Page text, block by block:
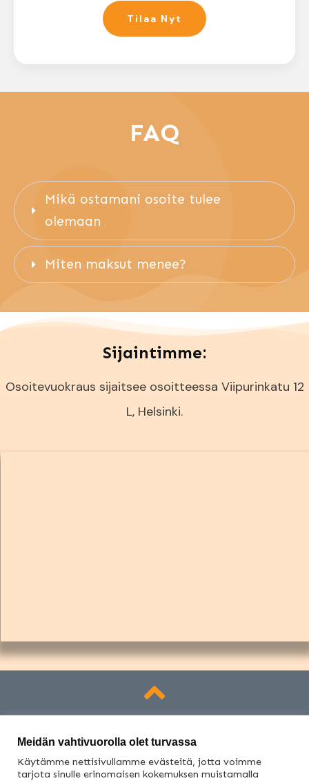
Tilaa Nyt
FAQ
Mikä ostamani osoite tulee
olemaan
Miten maksut menee?
Sijaintimme:
Osoitevuokraus sijaitsee osoitteessa Viipurinkatu 12
L, Helsinki.
Meidän vahtivuorolla olet turvassa
Käytämme nettisivullamme evästeitä, jotta voimme
tarjota sinulle erinomaisen kokemuksen muistamalla